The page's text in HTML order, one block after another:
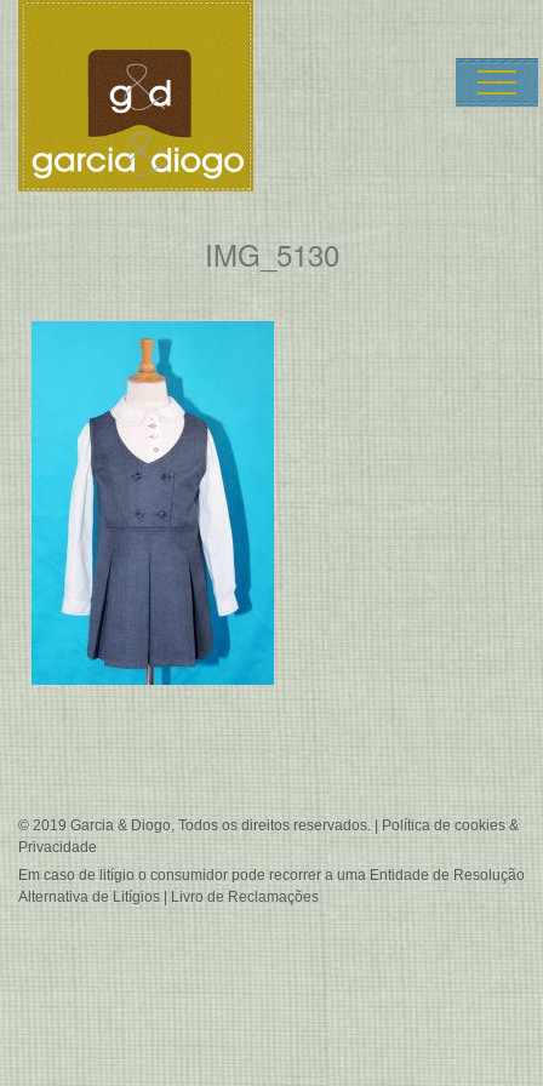
IMG_5130
© 2019 Garcia & Diogo, Todos os direitos reservados. | Política de cookies &
Privacidade
Em caso de litígio o consumidor pode recorrer a uma Entidade de Resolução
Alternativa de Litígios | Livro de Reclamações